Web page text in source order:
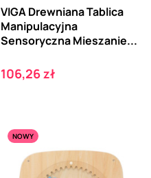
VIGA Drewniana Tablica
Manipulacyjna
Sensoryczna Mieszanie...
Cena
106,26 zł
NOWY